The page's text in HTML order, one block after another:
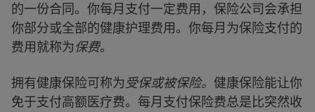
的一份合同。你每月支付一定费用，保险公司会承担
你部分或全部的健康护理费用。你每月为保险支付的
费用就称为保费。
拥有健康保险可称为 受保或被保险。 健康保险能让你
免于支付高额医疗费。每月支付保险费总是比突然收